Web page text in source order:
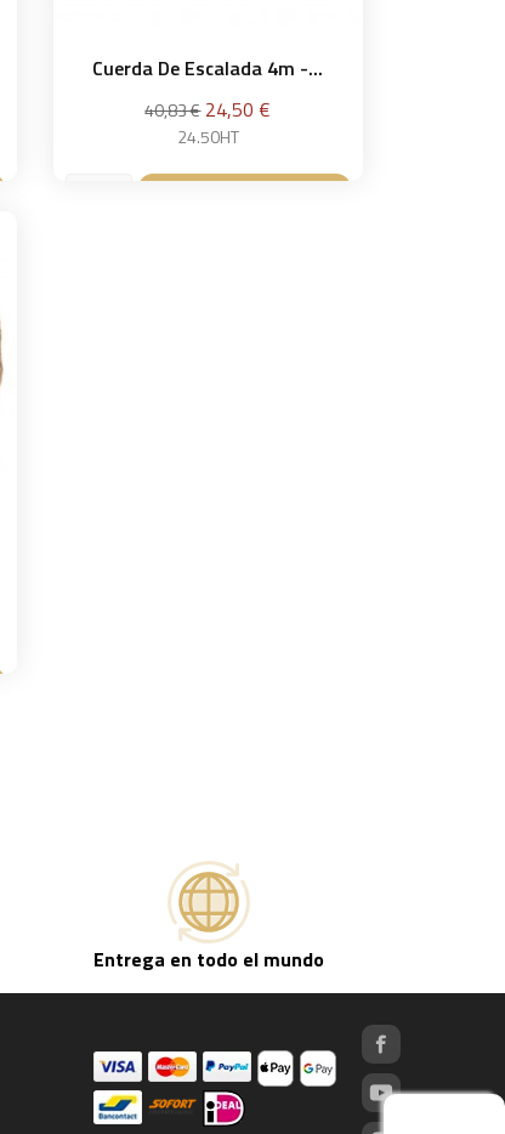
Cuerda De Escalada 4m -...
Precio
base
40,83 € Precio
24,50 €
24.50HT
Entrega en todo el mundo